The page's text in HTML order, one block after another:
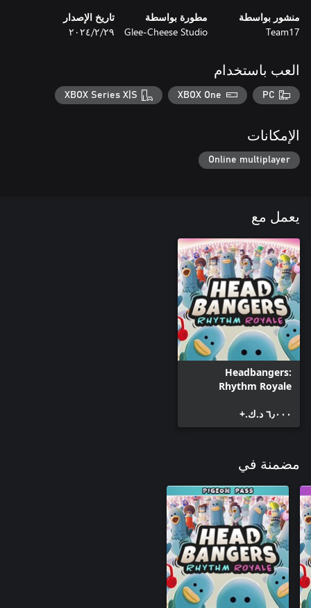
منشور بواسطة
Team17
مطورة بواسطة
Glee-Cheese Studio
تاريخ الإصدار
٢٩‏/٢‏/٢٠٢٤
العب باستخدام
PC
XBOX One
XBOX Series X|S
الإمكانات
Online multiplayer
يعمل مع
Headbangers:
Rhythm Royale
٦٫٠٠٠ د.ك.‏+
مضمنة في